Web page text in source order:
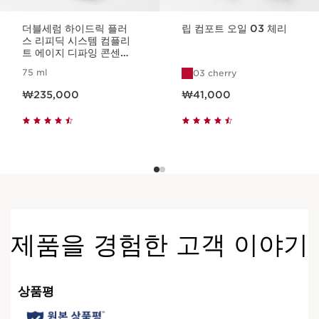
더블세럼 하이드릭 플러
스 리피딕 시스템 컴플리
트 에이지 디파잉 콘센트
75 ml
₩235,000
립 컴포트 오일 03 체리
03 cherry
₩41,000
제품을 경험한 고객 이야기